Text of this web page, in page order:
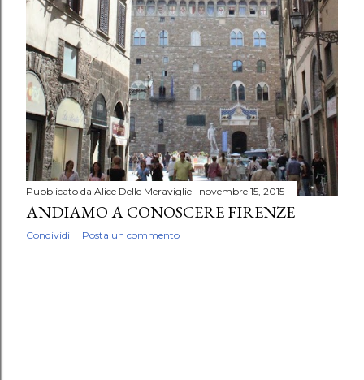
Pubblicato da Alice Delle Meraviglie novembre 15, 2015
ANDIAMO A CONOSCERE FIRENZE
Condividi Posta un commento